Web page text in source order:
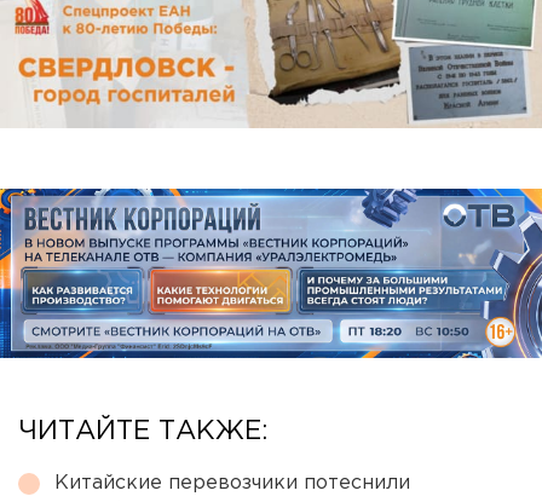
ЧИТАЙТЕ ТАКЖЕ:
Китайские перевозчики потеснили